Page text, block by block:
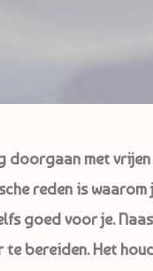
doorgaan met
reden is
goed voor je.
bereiden. Het